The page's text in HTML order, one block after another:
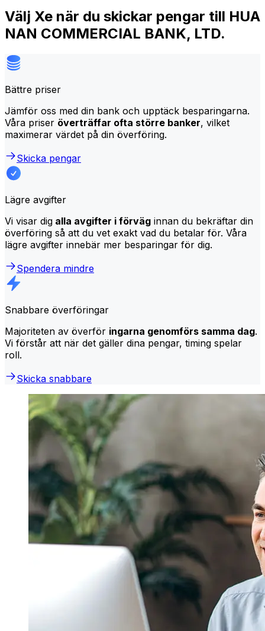
Välj Xe när du skickar pengar till HUA
NAN COMMERCIAL BANK, LTD.
Bättre priser
Jämför oss med din bank och upptäck besparingarna.
Våra priser överträffar ofta större banker, vilket
maximerar värdet på din överföring.
Skicka pengar
Lägre avgifter
Vi visar dig alla avgifter i förväg innan du bekräftar din
överföring så att du vet exakt vad du betalar för. Våra
lägre avgifter innebär mer besparingar för dig.
Spendera mindre
Snabbare överföringar
Majoriteten av överför ingarna genomförs samma dag.
Vi förstår att när det gäller dina pengar, timing spelar
roll.
Skicka snabbare